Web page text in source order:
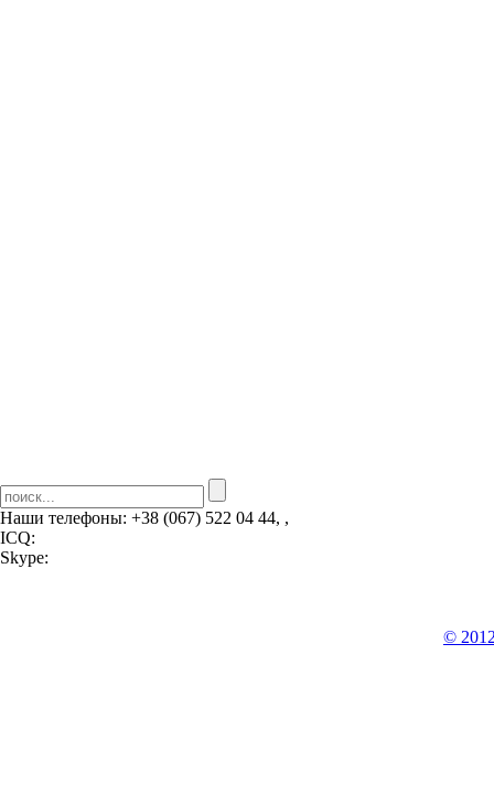
Наши телефоны: +38 (067) 522 04 44, ,
ICQ:
Skype:
©